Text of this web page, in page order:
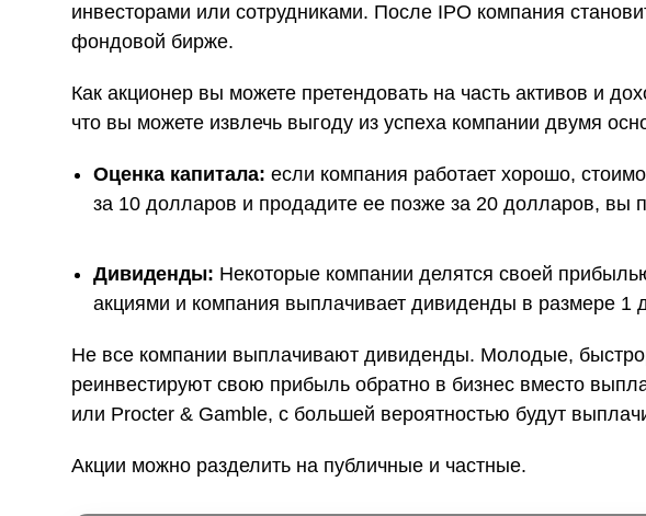
инвесторами или сотрудниками. После IPO компания
фондовой бирже.
Как акционер вы можете претендовать на часть активов и
что вы можете извлечь выгоду из успеха компании двумя
Оценка капитала: если компания работает хорошо,
за 10 долларов и продадите ее позже за 20 долларов, вы
Дивиденды: Некоторые компании делятся своей
акциями и компания выплачивает дивиденды в размере
Не все компании выплачивают дивиденды. Молодые,
реинвестируют свою прибыль обратно в бизнес вместо
или Procter & Gamble, с большей вероятностью будут
Акции можно разделить на публичные и частные.